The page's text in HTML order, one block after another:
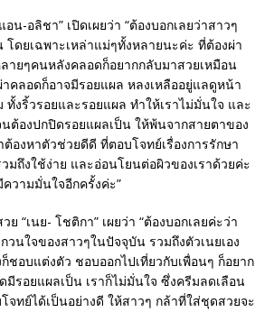
น-อลิชา” เปิดเผยว่า “ต้องบอกเลยว่าสาวๆ
ดยเฉพาะเหล่าแม่ๆทั้งหลายนะค่ะ ที่ต้องผ่า
ายๆคนหลังคลอดก็อยากกลับมาสวยเหมือน
คลอดก็อาจมีรอยแผล หลงเหลืออยู่แลดูหน้า
ทั้งริ้วรอยและรอยแผล ทำให้เราไม่มั่นใจ และ
ต้องปกปิดรอยแผลเป็น ให้พ้นจากสายตาของ
องหาตัวช่วยดีดี ที่ตอบโจทย์เรื่องการรักษา
มถึงใช้ง่าย และอ่อนโยนต่อผิวของเราด้วยค่ะ
วามมั่นใจอีกครั้งค่ะ”
“เนย- โชติกา” เผยว่า “ต้องบอกเลยค่ะว่า
วนใจของสาวๆในปัจจุบัน รวมถึงตัวเนยเอง
ก็ชอบแต่งตัว ชอบออกไปเที่ยวกับเพื่อนๆ ก็อยาก
มีรอยแผลเป็น เราก็ไม่มั่นใจ ซึ่งครีมลดเลือน
จทย์ได้เป็นอย่างดี ให้สาวๆ กล้าที่ใส่ชุดสวยจะ